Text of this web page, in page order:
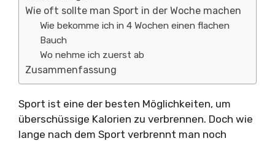
Wie oft sollte man Sport in der Woche machen
Wie bekomme ich in 4 Wochen einen flachen
Bauch
Wo nehme ich zuerst ab
Zusammenfassung
Sport ist eine der besten Möglichkeiten, um
überschüssige Kalorien zu verbrennen. Doch wie
lange nach dem Sport verbrennt man noch